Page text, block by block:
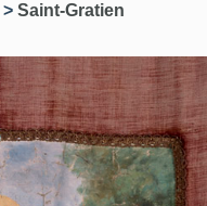
> Saint-Gratien